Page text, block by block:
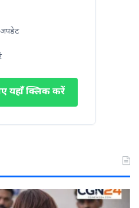
अपडेट
यहाँ क्लिक करें